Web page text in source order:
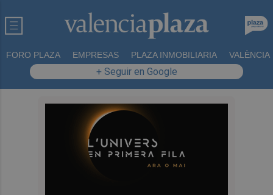
FORO PLAZA EMPRESAS PLAZA INMOBILIARIA VALÈNCIA
+ Seguir en Google